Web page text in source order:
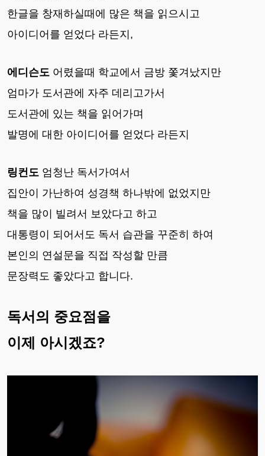
한글을 창재하실때에 많은 책을 읽으시고
아이디어를 얻었다 라든지,
에디슨도 어렸을때 학교에서 금방 쫓겨났지만
엄마가 도서관에 자주 데리고가서
도서관에 있는 책을 읽어가며
발명에 대한 아이디어를 얻었다 라든지
링컨도 엄청난 독서가여서
집안이 가난하여 성경책 하나밖에 없었지만
책을 많이 빌려서 보았다고 하고
대통령이 되어서도 독서 습관을 꾸준히 하여
본인의 연설문을 직접 작성할 만큼
문장력도 좋았다고 합니다.
독서의 중요점을
이제 아시겠죠?